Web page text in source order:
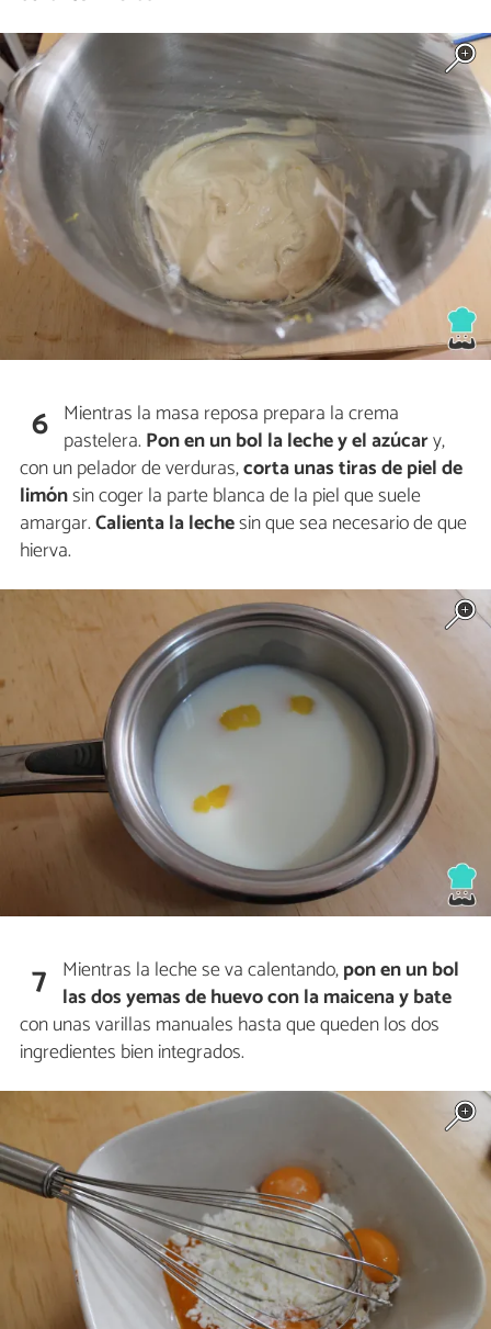
6 Mientras la masa reposa prepara la crema
pastelera. Pon en un bol la leche y el azúcary,
con un pelador de verduras,corta unas tiras de piel de
limónsin coger la parte blanca de la piel que suele
amargar.Calienta lalechesin que sea necesario de que
hierva.
7 Mientras la leche se va calentando,pon en un bol
las dos yemas de huevo con la maicena y bate
con unas varillas manuales hasta que queden los dos
ingredientes bien integrados.